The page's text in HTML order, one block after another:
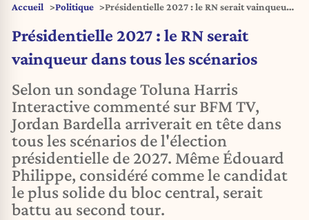
Accueil Politique
Présidentielle 2027 : le RN serait vainqueur
Présidentielle 2027 : le RN serait
vainqueur dans tous les scénarios
Selon un sondage Toluna Harris
Interactive commenté sur BFM TV,
Jordan Bardella arriverait en tête dans
tous les scénarios de l'élection
présidentielle de 2027. Même Édouard
Philippe, considéré comme le candidat
le plus solide du bloc central, serait
battu au second tour.